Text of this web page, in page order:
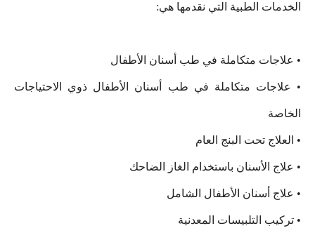
الخدمات الطبية التي نقدمها هي:
• علاجات متكاملة في طب أسنان الأطفال
• علاجات متكاملة في طب أسنان الأطفال ذوي الاحتياجات
الخاصة
• العلاج تحت البنج العام
• علاج الأسنان باستخدام الغاز الضاحك
• علاج أسنان الأطفال الشامل
• تركيب التلبيسات المعدنية